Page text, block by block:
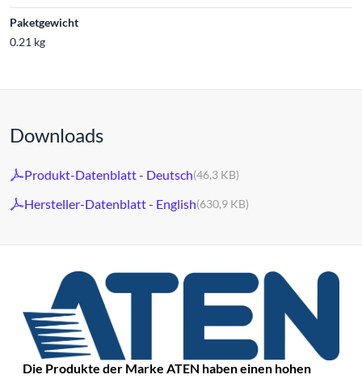
Paketgewicht
0.21 kg
Downloads
Produkt-Datenblatt - Deutsch(46,3 KB)
Hersteller-Datenblatt - English(630,9 KB)
Die Produkte der Marke ATEN haben einen hohen